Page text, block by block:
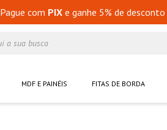
Pague com PIXe ganhe 5% de
MDF E PAINÉIS FITAS DE BORDA